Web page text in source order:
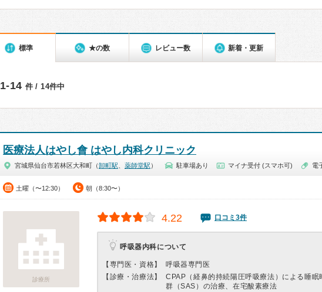
標準 ★の数 レビュー数 新着・更新
1-14 件 / 14件中
医療法人はやし會 はやし内科クリニック
宮城県仙台市若林区大和町（卸町駅 薬師堂駅 ） 駐車場あり マイナ受付 (スマホ可) 電
土曜（〜12:30） 朝（8:30〜）
診療所
4.22 口コミ3件
呼吸器内科について
【専門医・資格】
呼吸器専門医
【診療・治療法】
CPAP（経鼻的持続陽圧呼吸療法）による睡眠
群（SAS）の治療、在宅酸素療法